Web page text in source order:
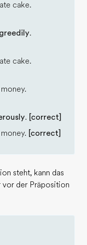
cake.
greedily.
cake.
. [correct]
[correct]
steht, kann das
der Präposition